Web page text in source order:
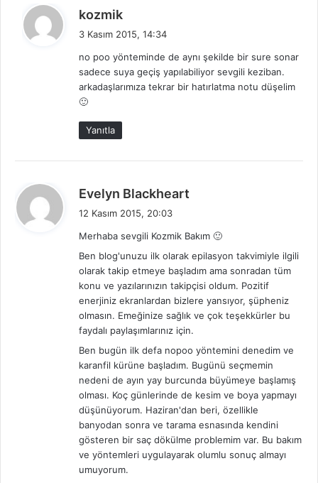
kozmik
i
k
i
3 Kasım 2015, 14:34
no poo yönteminde de aynı şekilde bir sure sonar
sadece suya geçiş yapılabiliyor sevgili keziban.
arkadaşlarımıza tekrar bir hatırlatma notu düşelim
🙂
Yanıtla
Evelyn Blackheart
i
k
i
:
12 Kasım 2015, 20:03
Merhaba sevgili Kozmik Bakım 🙂
Ben blog'unuzu ilk olarak epilasyon takvimiyle ilgili
olarak takip etmeye başladım ama sonradan tüm
konu ve yazılarınızın takipçisi oldum. Pozitif
enerjiniz ekranlardan bizlere yansıyor, şüpheniz
olmasın. Emeğinize sağlık ve çok teşekkürler bu
faydalı paylaşımlarınız için.
Ben bugün ilk defa nopoo yöntemini denedim ve
karanfil kürüne başladım. Bugünü seçmemin
nedeni de ayın yay burcunda büyümeye başlamış
olması. Koç günlerinde de kesim ve boya yapmayı
düşünüyorum. Haziran'dan beri, özellikle
banyodan sonra ve tarama esnasında kendini
gösteren bir saç dökülme problemim var. Bu bakım
ve yöntemleri uygulayarak olumlu sonuç almayı
umuyorum.